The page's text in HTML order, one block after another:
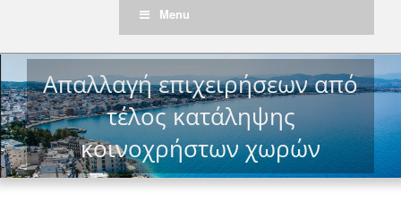
Menu
Απαλλαγή επιχειρήσεων από
τέλος κατάληψης
κοινοχρήστων χωρών